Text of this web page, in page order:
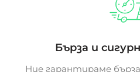
Бърза и
Ние гарантираме